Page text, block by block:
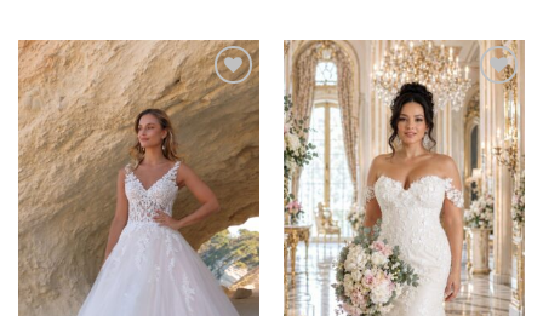
Toevoegen
aan
verlanglijst
Toevoegen
aan
verlanglijst